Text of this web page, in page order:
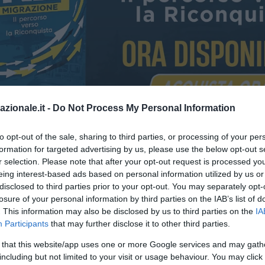
- Do Not Process My Personal Information
opt-out of the sale, sharing to third parties, or processing of your
for targeted advertising by us, please use the below opt-out
selection. Please note that after your opt-out request is processed
interest-based ads based on personal information utilized by us
to third parties prior to your opt-out. You may separately
of your personal information by third parties on the IAB’s list of
This information may also be disclosed by us to third parties on the
Participants that may further disclose it to other third parties.
that this website/app uses one or more Google services and may
but not limited to your visit or usage behaviour. You may
ore 20.45 inizierà, per la nazionale italiana, il percorso di
La nazionale di Spalletti, dopo due edizioni del Mondiale
di qualificarsi al prossimo campionato del mondo che si terrà
e